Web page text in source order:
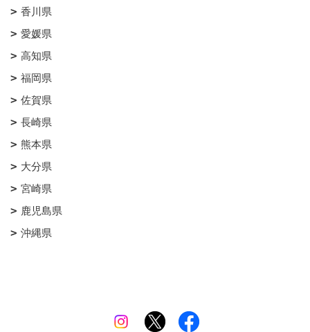
香川県
愛媛県
高知県
福岡県
佐賀県
長崎県
熊本県
大分県
宮崎県
鹿児島県
沖縄県